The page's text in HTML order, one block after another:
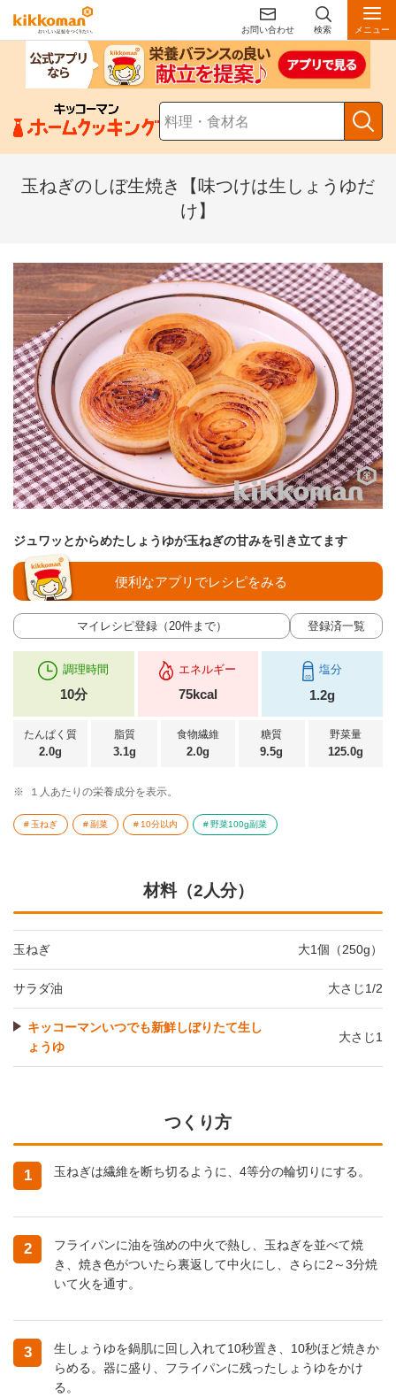
お問い合わせ 検索 メニュー
玉ねぎのしぼ生焼き【味つけは生しょうゆだ
け】
ジュワッとからめたしょうゆが玉ねぎの甘みを引き立てます
マイレシピ登録（20件まで） 登録済一覧
便利なアプリでレシピをみる
調理時間
10分
エネルギー
75kcal
塩分
1.2g
たんぱく質
2.0g
脂質
3.1g
食物繊維
2.0g
糖質
9.5g
野菜量
125.0g
※ １人あたりの栄養成分を表示。
玉ねぎ 副菜 10分以内 野菜100g副菜
材料（2人分）
玉ねぎ 大1個（250g）
サラダ油 大さじ1/2
キッコーマンいつでも新鮮しぼりたて生し
ょうゆ
大さじ1
つくり方
1 玉ねぎは繊維を断ち切るように、4等分の輪切りにする。
2
フライパンに油を強めの中火で熱し、玉ねぎを並べて焼
き、焼き色がついたら裏返して中火にし、さらに2～3分焼
いて火を通す。
3
生しょうゆを鍋肌に回し入れて10秒置き、10秒ほど焼きか
らめる。器に盛り、フライパンに残ったしょうゆをかけ
る。